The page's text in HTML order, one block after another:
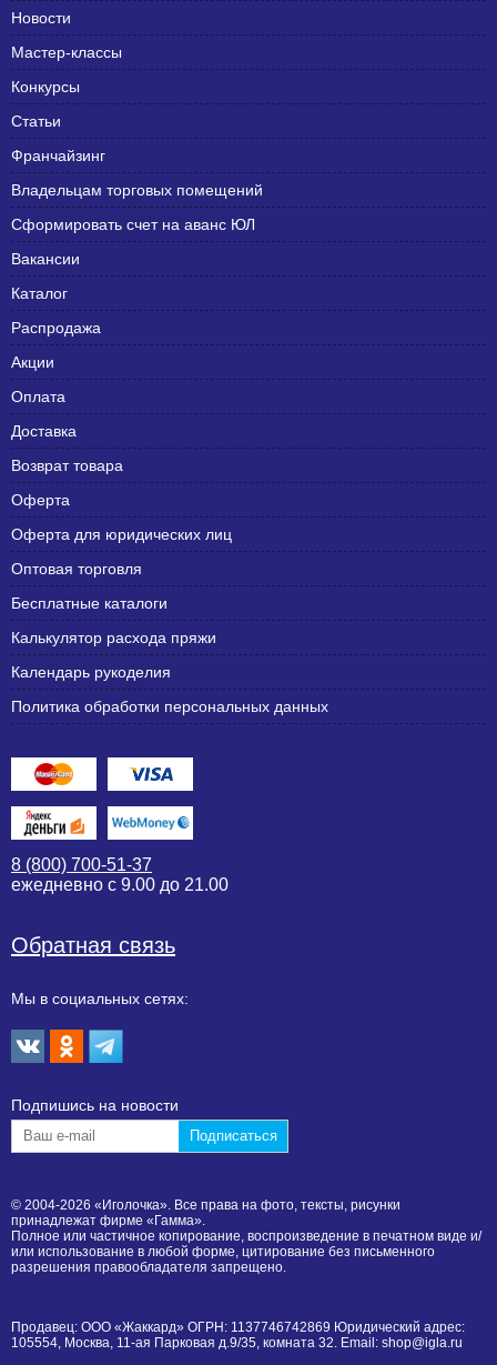
Новости
Мастер-классы
Конкурсы
Статьи
Франчайзинг
Владельцам торговых помещений
Сформировать счет на аванс ЮЛ
Вакансии
Каталог
Распродажа
Акции
Оплата
Доставка
Возврат товара
Оферта
Оферта для юридических лиц
Оптовая торговля
Бесплатные каталоги
Калькулятор расхода пряжи
Календарь рукоделия
Политика обработки персональных данных
8 (800) 700-51-37
ежедневно с 9.00 до 21.00
Обратная связь
Мы в социальных сетях:
Подпишиcь на новости
© 2004-2026 «Иголочка». Все права на фото, тексты, рисунки
принадлежат фирме «Гамма».
Полное или частичное копирование, воспроизведение в печатном виде и/
или использование в любой форме, цитирование без письменного
разрешения правообладателя запрещено.
Продавец: ООО «Жаккард» ОГРН: 1137746742869 Юридический адрес:
105554, Москва, 11-ая Парковая д.9/35, комната 32. Email: shop@igla.ru